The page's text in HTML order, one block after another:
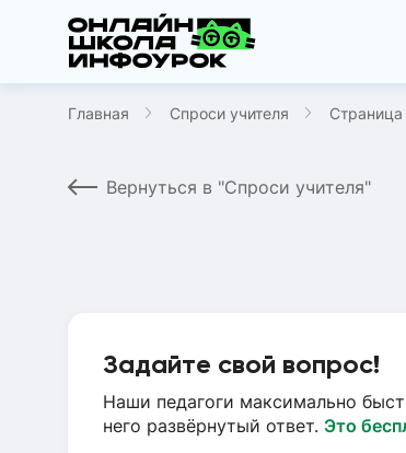
Главная Спроси учителя Страница
Вернуться в "Спроси учителя"
Задайте свой вопрос!
Наши педагоги максимально
него развёрнутый ответ. Это